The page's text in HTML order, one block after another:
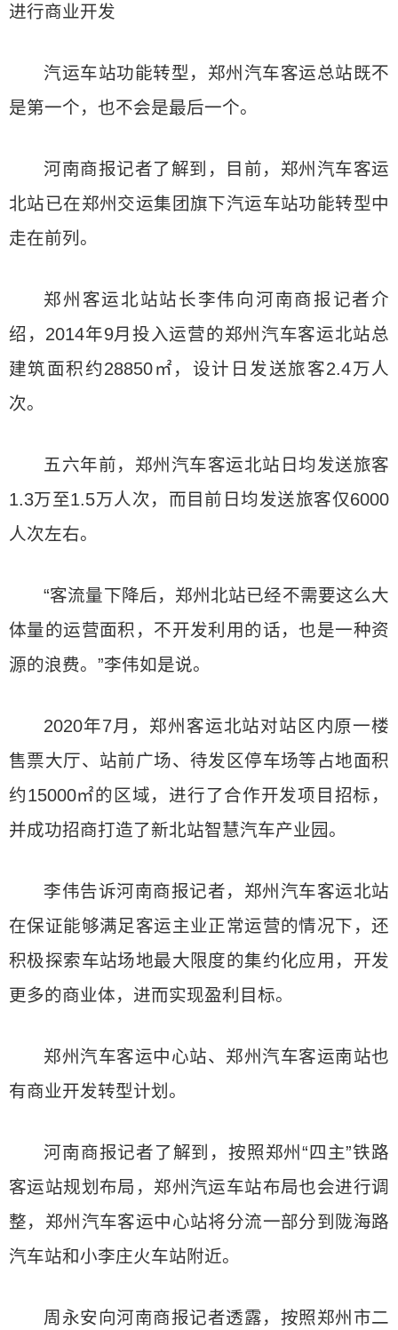
进行商业开发
汽运车站功能转型，郑州汽车客运总站既不
是第一个，也不会是最后一个。
河南商报记者了解到，目前，郑州汽车客运
北站已在郑州交运集团旗下汽运车站功能转型中
走在前列。
郑州客运北站站长李伟向河南商报记者介
绍，2014年9月投入运营的郑州汽车客运北站总
建筑面积约28850㎡，设计日发送旅客2.4万人
次。
五六年前，郑州汽车客运北站日均发送旅客
1.3万至1.5万人次，而目前日均发送旅客仅6000
人次左右。
“客流量下降后，郑州北站已经不需要这么大
体量的运营面积，不开发利用的话，也是一种资
源的浪费。”李伟如是说。
2020年7月，郑州客运北站对站区内原一楼
售票大厅、站前广场、待发区停车场等占地面积
约15000㎡的区域，进行了合作开发项目招标，
并成功招商打造了新北站智慧汽车产业园。
李伟告诉河南商报记者，郑州汽车客运北站
在保证能够满足客运主业正常运营的情况下，还
积极探索车站场地最大限度的集约化应用，开发
更多的商业体，进而实现盈利目标。
郑州汽车客运中心站、郑州汽车客运南站也
有商业开发转型计划。
河南商报记者了解到，按照郑州“四主”铁路
客运站规划布局，郑州汽运车站布局也会进行调
整，郑州汽车客运中心站将分流一部分到陇海路
汽车站和小李庄火车站附近。
周永安向河南商报记者透露，按照郑州市二